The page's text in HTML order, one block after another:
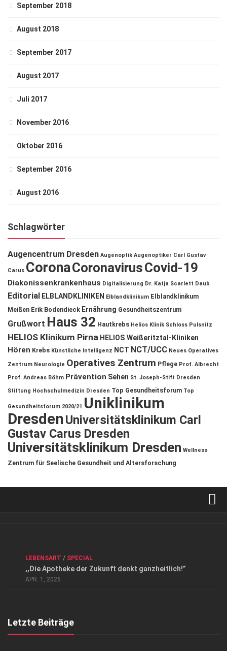
September 2018
August 2018
September 2017
August 2017
Juli 2017
November 2016
Oktober 2016
September 2016
August 2016
Schlagwörter
Augencentrum Dresden Augenoptik Augenoptiker Carl Gustav
Carus CoronaCoronavirusCovid-19
Diakonissenkrankenhaus Digitalisierung Dr. Katja Scarlett Daub
Editorial ELBLANDKLINIKEN Elblandklinikum Elblandklinikum
Meißen Erik Bodendieck Ernährung Gesundheitszentrum
Grußwort Haus 32 Hautkrebs Helios Klinik Schloss Pulsnitz
HELIOS Klinikum Pirna HELIOS Weißeritztal-Kliniken
Hören Krebs Künstliche Intelligenz NCT NCT/UCC Neues Operatives
Zentrum Neurologie Operatives Zentrum Pflege Prof. Albrecht
Prof. Andreas Böhm Prävention Sehen St. Joseph-Stift Dresden
Stiftung Hochschulmedizin Dresden Top Gesundheitsforum Top
Gesundheitsforum 2020/21 Uniklinikum
DresdenUniversitätsklinikum Carl
Gustav Carus Dresden
Universitätsklinikum Dresden Wellness
Zentrum für Seelische Gesundheit und Altersforschung
Datenschutzerklärung
Top Magazin Dresden / Ostsachsen
LEBENSART / SPECIAL
,,Die Apotheke der Zukunft denkt ganzheitlich!”
APR. 1, 2026
Letzte Beiträge